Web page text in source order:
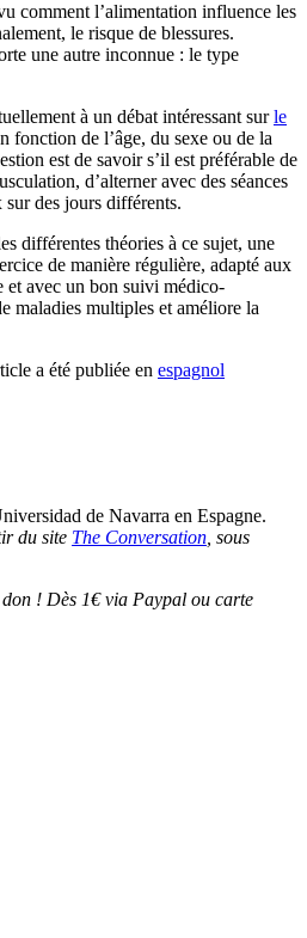
comment l’alimentation influence les
le risque de blessures.
une autre inconnue : le type
à un débat intéressant surle
fonction de l’âge, du sexe ou de la
est de savoir s’il est préférable de
d’alterner avec des séances
des jours différents.
différentes théories à ce sujet, une
de manière régulière, adapté aux
et avec un bon suivi médico-
maladies multiples et améliore la
a été publiée en espagnol
de Navarra en Espagne.
du site The Conversation , sous
! Dès 1€ via Paypal ou carte